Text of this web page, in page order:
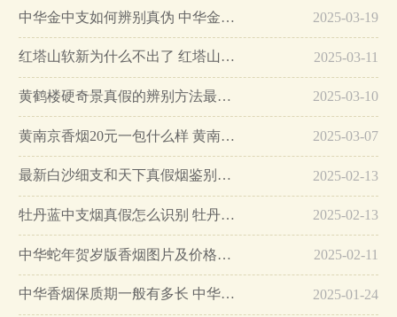
中华金中支如何辨别真伪 中华金中支真假烟鉴别方法… 2025-03-19
红塔山软新为什么不出了 红塔山软新烟停售原因详解… 2025-03-11
黄鹤楼硬奇景真假的辨别方法最简单版… 2025-03-10
黄南京香烟20元一包什么样 黄南京香烟真假鉴别… 2025-03-07
最新白沙细支和天下真假烟鉴别指南… 2025-02-13
牡丹蓝中支烟真假怎么识别 牡丹蓝中支烟真假鉴别带图… 2025-02-13
中华蛇年贺岁版香烟图片及价格大全… 2025-02-11
中华香烟保质期一般有多长 中华香烟保质期在哪里看的… 2025-01-24